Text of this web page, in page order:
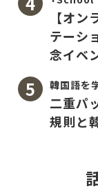
【オ
テーシ
念イベ
韓国語を
二重パ
規則と